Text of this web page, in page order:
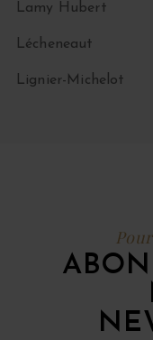
Lamy Hubert
Lécheneaut
Lignier-Michelot